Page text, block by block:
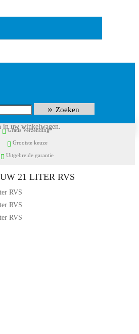
in uw winkelwagen.
Zoeken
Gratis Verzending*
Grootste keuze
Uitgebreide garantie
21 LITER RVS